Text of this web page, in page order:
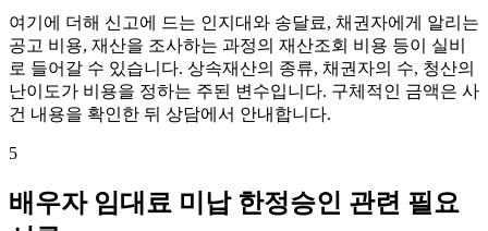
여기에 더해 신고에 드는 인지대와 송달료, 채권자에게 알리는
공고 비용, 재산을 조사하는 과정의 재산조회 비용 등이 실비
로 들어갈 수 있습니다. 상속재산의 종류, 채권자의 수, 청산의
난이도가 비용을 정하는 주된 변수입니다. 구체적인 금액은 사
건 내용을 확인한 뒤 상담에서 안내합니다.
5
배우자 임대료 미납 한정승인 관련 필요